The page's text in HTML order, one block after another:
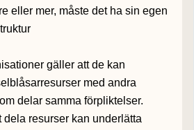
eller mer, måste det ha sin egen
gäller att de kan
med andra
delar samma förpliktelser.
dela resurser kan underlätta